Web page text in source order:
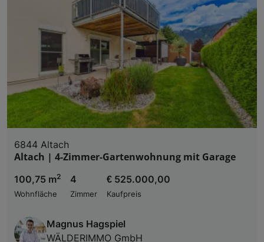
6844 Altach
Altach | 4-Zimmer-Gartenwohnung mit Garage
100,75 m2
Wohnfläche
4
Zimmer
€ 525.000,00
Kaufpreis
Magnus Hagspiel
WÄLDERIMMO GmbH